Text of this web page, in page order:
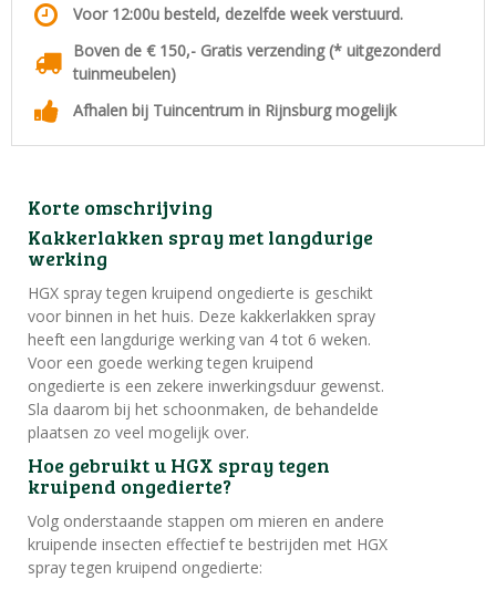
Voor 12:00u besteld, dezelfde week verstuurd.
Boven de € 150,- Gratis verzending (* uitgezonderd
tuinmeubelen)
Afhalen bij Tuincentrum in Rijnsburg mogelijk
Korte omschrijving
Kakkerlakken spray met langdurige
werking
HGX spray tegen kruipend ongedierte is geschikt
voor binnen in het huis. Deze kakkerlakken spray
heeft een langdurige werking van 4 tot 6 weken.
Voor een goede werking tegen kruipend
ongedierte is een zekere inwerkingsduur gewenst.
Sla daarom bij het schoonmaken, de behandelde
plaatsen zo veel mogelijk over.
Hoe gebruikt u HGX spray tegen
kruipend ongedierte?
Volg onderstaande stappen om mieren en andere
kruipende insecten effectief te bestrijden met HGX
spray tegen kruipend ongedierte: